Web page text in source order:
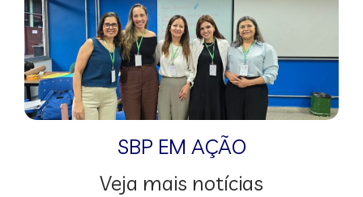
SBP EM AÇÃO
Veja mais notícias